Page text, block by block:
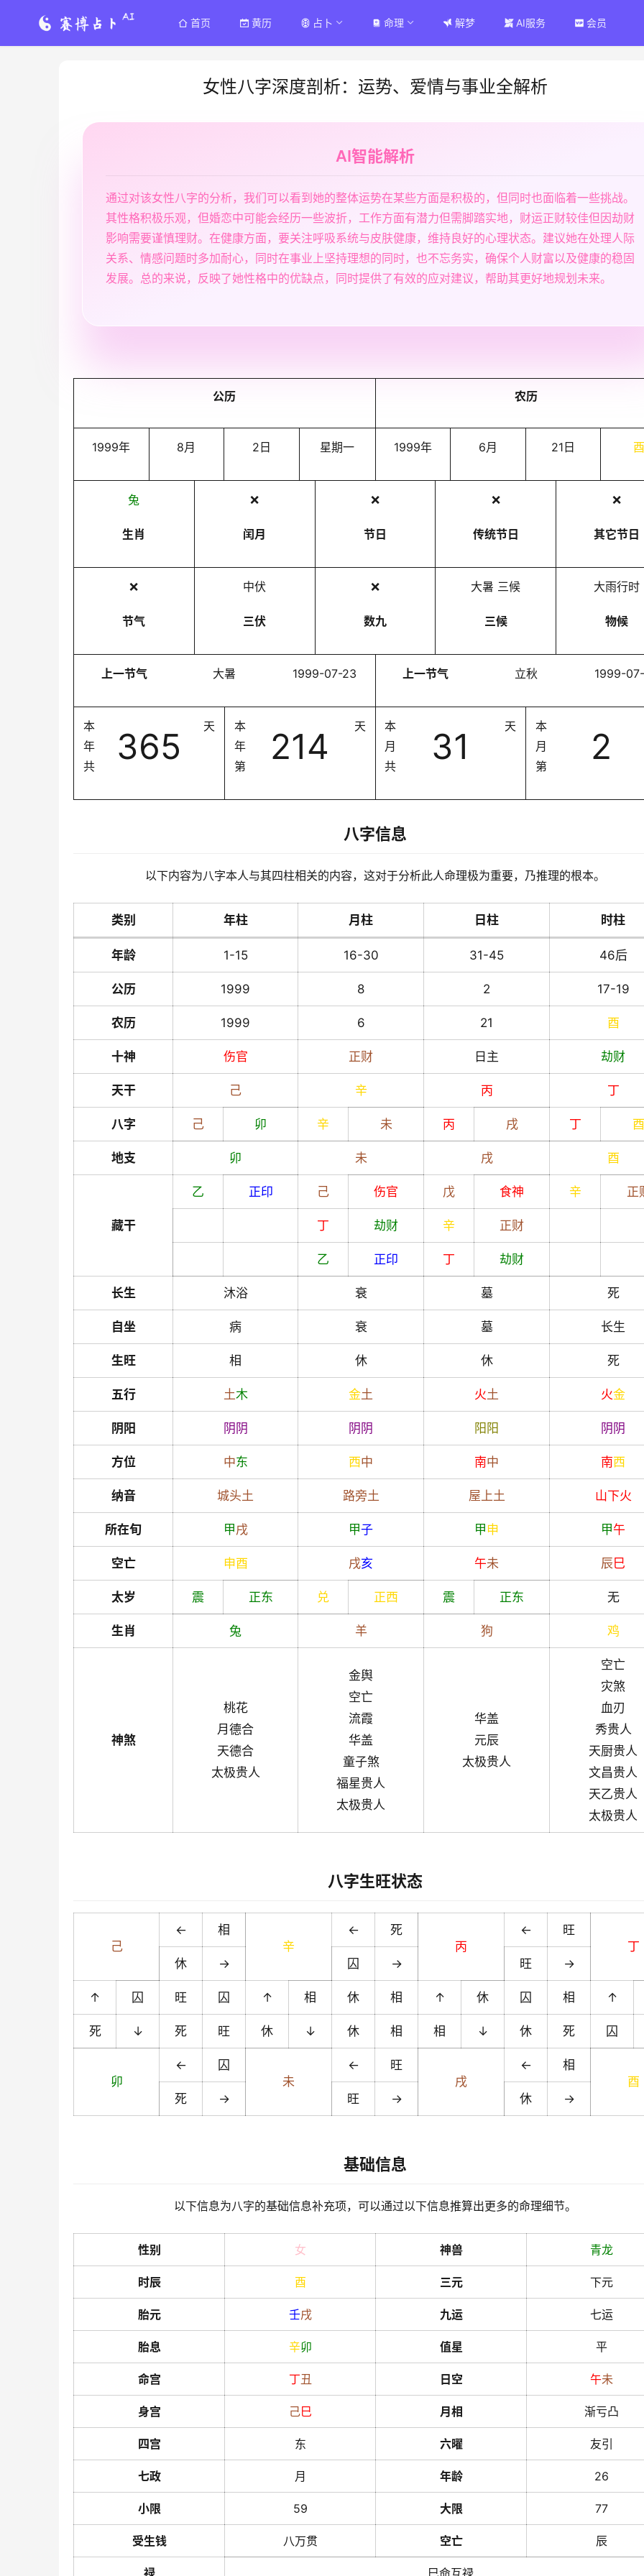
首页 黄历 占卜 命理 解梦 AI服务 会员
女性八字深度剖析：运势、爱情与事业全解析
AI智能解析
通过对该女性八字的分析，我们可以看到她的整体运势在某些方面是积极的，但同时也面临着一些挑战。
其性格积极乐观，但婚恋中可能会经历一些波折，工作方面有潜力但需脚踏实地，财运正财较佳但因劫财
影响需要谨慎理财。在健康方面，要关注呼吸系统与皮肤健康，维持良好的心理状态。建议她在处理人际
关系、情感问题时多加耐心，同时在事业上坚持理想的同时，也不忘务实，确保个人财富以及健康的稳固
发展。总的来说，反映了她性格中的优缺点，同时提供了有效的应对建议，帮助其更好地规划未来。
公历
1999年 8月 2日 星期一
农历
1999年 6月 21日 酉
兔
生肖
❌
闰月
❌
节日
❌
传统节日
❌
其它节日
❌
节气
中伏
三伏
❌
数九
大暑 三候
三候
大雨行时
物候
上一节气 大暑 1999-07-23 上一节气 立秋 1999-
本
年
共
365 天
本
年
第
214 天
本
月
共
31 天
本
月
第
2
八字信息
以下内容为八字本人与其四柱相关的内容，这对于分析此人命理极为重要，乃推理的根本。
类别 年柱 月柱 日柱 时柱
年龄 1-15 16-30 31-45 46后
公历 1999 8 2 17-19
农历 1999 6 21 酉
十神 伤官 正财 日主 劫财
天干 己 辛 丙 丁
八字 己 卯 辛 未 丙 戌 丁 酉
地支 卯 未 戌 酉
藏干
乙 正印 己 伤官 戊 食神 辛 正
丁 劫财 辛 正财
乙 正印 丁 劫财
长生 沐浴 衰 墓 死
自坐 病 衰 墓 长生
生旺 相 休 休 死
五行 土木 金土 火土 火金
阴阳 阴 阴 阴 阴 阳 阳 阴 阴
方位 中东 西中 南中 南西
纳音 城头土 路旁土 屋上土 山下火
所在旬 甲戌 甲子 甲申 甲午
空亡 申酉 戌亥 午未 辰巳
太岁 震 正东 兑 正西 震 正东 无
生肖 兔 羊 狗 鸡
神煞
桃花
月德合
天德合
太极贵人
金舆
空亡
流霞
华盖
童子煞
福星贵人
太极贵人
华盖
元辰
太极贵人
空亡
灾煞
血刃
秀贵人
天厨贵人
文昌贵人
天乙贵人
太极贵人
八字生旺状态
己
←
相
辛
←
死
丙
←
旺
丁
休
→ 囚 → 旺 →
↑ 囚 旺 囚 ↑ 相 休 相 ↑ 休 囚 相 ↑
死 ↓ 死 旺 休 ↓ 休 相 相 ↓ 休 死 囚
卯
←
囚
未
←
旺
戌
←
相
酉
死
→ 旺 → 休 →
基础信息
以下信息为八字的基础信息补充项，可以通过以下信息推算出更多的命理细节。
性别 女 神兽 青龙
时辰 酉 三元 下元
胎元 壬戌 九运 七运
胎息 辛卯 值星 平
命宫 丁丑 日空 午未
身宫 己巳 月相 渐亏凸
四宫 东 六曜 友引
七政 月 年龄 26
小限 59 大限 77
受生钱 八万贯 空亡 辰
禄 巳命互禄